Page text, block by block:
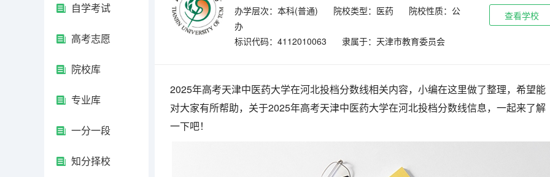
自学考试
高考志愿
院校库
专业库
一分一段
知分择校
办学层次：本科(普通) 院校类型：医药
院校性质：公
办
标识代码：4112010063
隶属于：天津市教育委员会
查看学校
2025年高考天津中医药大学在河北投档分数线相关内容，小编在这里做了整理，希望能
对大家有所帮助，关于2025年高考天津中医药大学在河北投档分数线信息，一起来了解
一下吧！